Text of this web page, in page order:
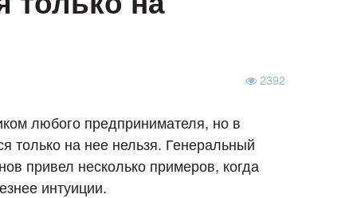
2392
любого предпринимателя, но в
только на нее нельзя. Генеральный
привел несколько примеров, когда
интуиции.